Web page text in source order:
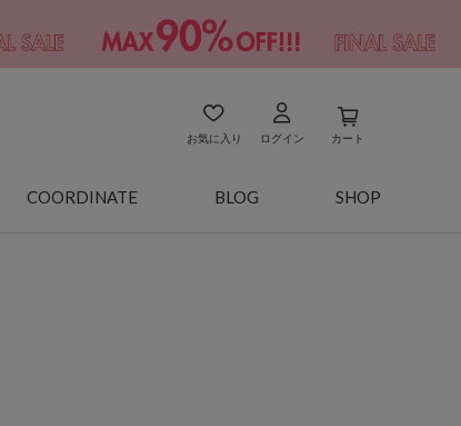
お気に入り ログイン カート
COORDINATE BLOG SHOP